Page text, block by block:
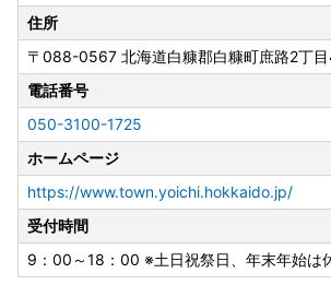
住所
〒088-0567 北海道白糠郡白糠町庶路2丁
電話番号
050-3100-1725
ホームページ
https://www.town.yoichi.hokkaido.jp/
受付時間
9：00～18：00 ※土日祝祭日、年末年始は